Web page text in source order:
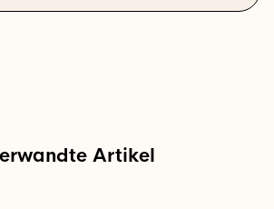
Artikel